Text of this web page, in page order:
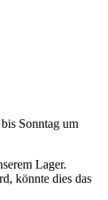
Sonntag um
Lager.
könnte dies das